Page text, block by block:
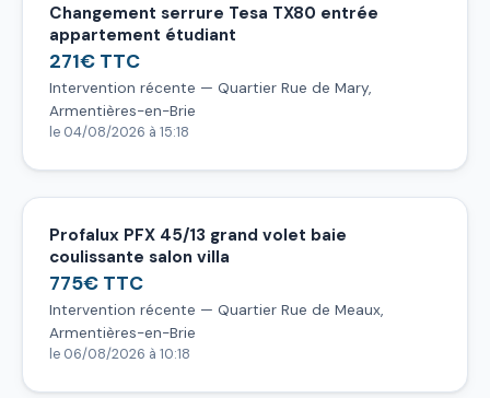
Changement serrure Tesa TX80 entrée
appartement étudiant
271€ TTC
Intervention récente — Quartier Rue de Mary,
Armentières-en-Brie
le 04/08/2026 à 15:18
Profalux PFX 45/13 grand volet baie
coulissante salon villa
775€ TTC
Intervention récente — Quartier Rue de Meaux,
Armentières-en-Brie
le 06/08/2026 à 10:18